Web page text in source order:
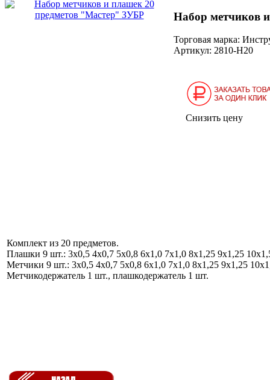
Набор метчиков
Торговая марка:
Артикул: 2810-H20
Снизить цену
Комплект из 20 предметов.
Плашки 9 шт.: 3х0,5 4х0,7 5х0,8 6х1,0 7х1,0 8х1,25 9х1,25
Метчики 9 шт.: 3х0,5 4х0,7 5х0,8 6х1,0 7х1,0 8х1,25 9х1,25
Метчикодержатель 1 шт., плашкодержатель 1 шт.